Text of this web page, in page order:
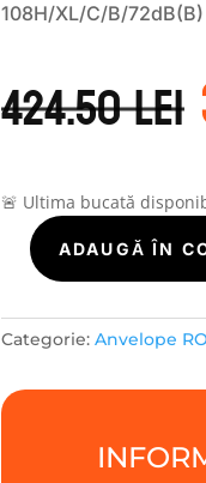
108H/XL/C/B/72dB(B)
424.50lei
🚨 Ultima bucată
Cantitate
ROADX-
TURISME
RXMOTION
235/65R17
108H
ADAUGĂ ÎN
Categorie: Anvelope